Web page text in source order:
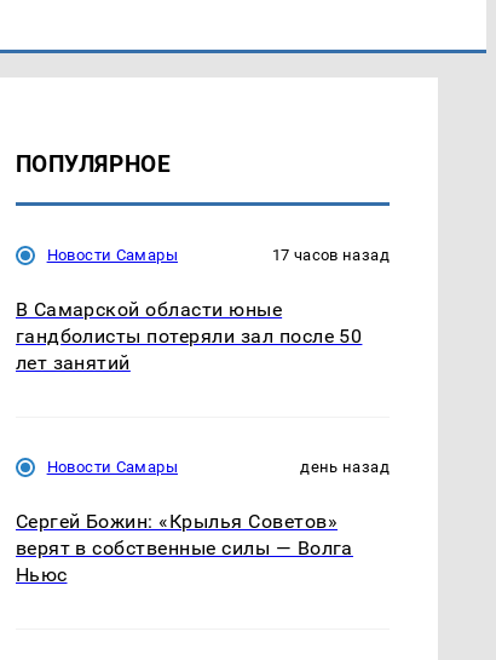
ПОПУЛЯРНОЕ
Новости Самары 17 часов назад
В Самарской области юные
гандболисты потеряли зал после 50
лет занятий
Новости Самары день назад
Сергей Божин: «Крылья Советов»
верят в собственные силы — Волга
Ньюс